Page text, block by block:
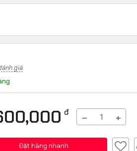
giá
đ − +
Đặt hàng nhanh